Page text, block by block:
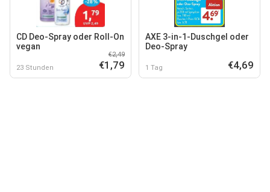
CD Deo-Spray oder Roll-On
vegan
23 Stunden
€2,49
€1,79
AXE 3-in-1-Duschgel oder
Deo-Spray
1 Tag €4,69